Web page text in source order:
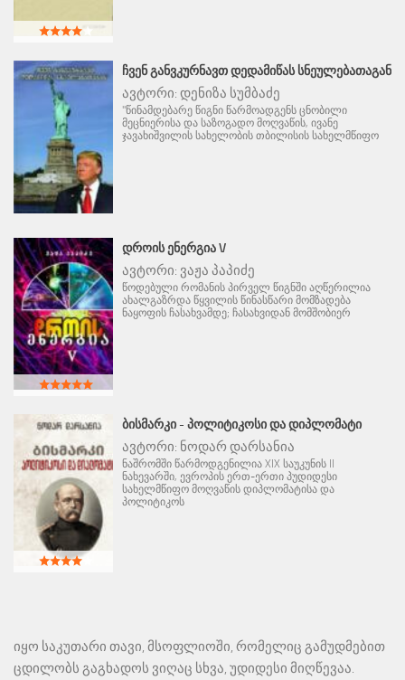
ᲩᲕᲔᲜ ᲒᲐᲜᲕᲙᲣᲠᲜᲐᲕᲗ ᲓᲔᲓᲐᲛᲘᲬᲐᲡ ᲡᲜᲔᲣᲚᲔᲑᲐᲗᲐᲒᲐᲜ
ავტორი: დენიზა სუმბაძე
"წინამდებარე წიგნი წარმოადგენს ცნობილი
მეცნიერისა და საზოგადო მოღვაწის, ივანე
ჯავახიშვილის სახელობის თბილისის სახელმწიფო
ᲓᲠᲝᲘᲡ ᲔᲜᲔᲠᲒᲘᲐ V
ავტორი: ვაჟა პაპიძე
წოდებული რომანის პირველ წიგნში აღწერილია
ახალგაზრდა წყვილის წინასწარი მომზადება
ნაყოფის ჩასახვამდე; ჩასახვიდან მომშობიერ
ᲑᲘᲡᲛᲐᲠᲙᲘ - ᲞᲝᲚᲘᲢᲘᲙᲝᲡᲘ ᲓᲐ ᲓᲘᲞᲚᲝᲛᲐᲢᲘ
ავტორი: ნოდარ დარსანია
ნაშრომში წარმოდგენილია XIX საუკუნის II
ნახევარში, ევროპის ერთ-ერთი პუდიდესი
სახელმწიფო მოღვაწის დიპლომატისა და
პოლიტიკოს
იყო საკუთარი თავი, მსოფლიოში, რომელიც გამუდმებით
ცდილობს გაგხადოს ვიღაც სხვა, უდიდესი მიღწევაა.